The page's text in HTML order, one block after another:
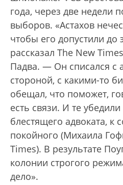
года, через две недели
выборов. «Астахов
чтобы его допустили до
рассказал The New
Падва. — Он списался с
стороной, с какими-то
обещал, что поможет,
есть связи. И те
блестящего адвоката,
покойного (Михаила
Times). В результате
колонии строгого
дело».